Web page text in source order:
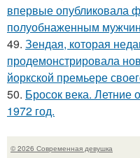
впервые опубликовала
полуобнаженным
49. Зендая, которая
продемонстрировала
йоркской премьере
50. Бросок века. Летние
1972 год.
© 2026 Современная девушка